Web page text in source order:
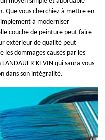
Que vous cherchiez à mettre en
à moderniser
couche de peinture peut faire
extérieur de qualité peut
dommages causés par les
KEVIN qui saura vous
dans son intégralité.